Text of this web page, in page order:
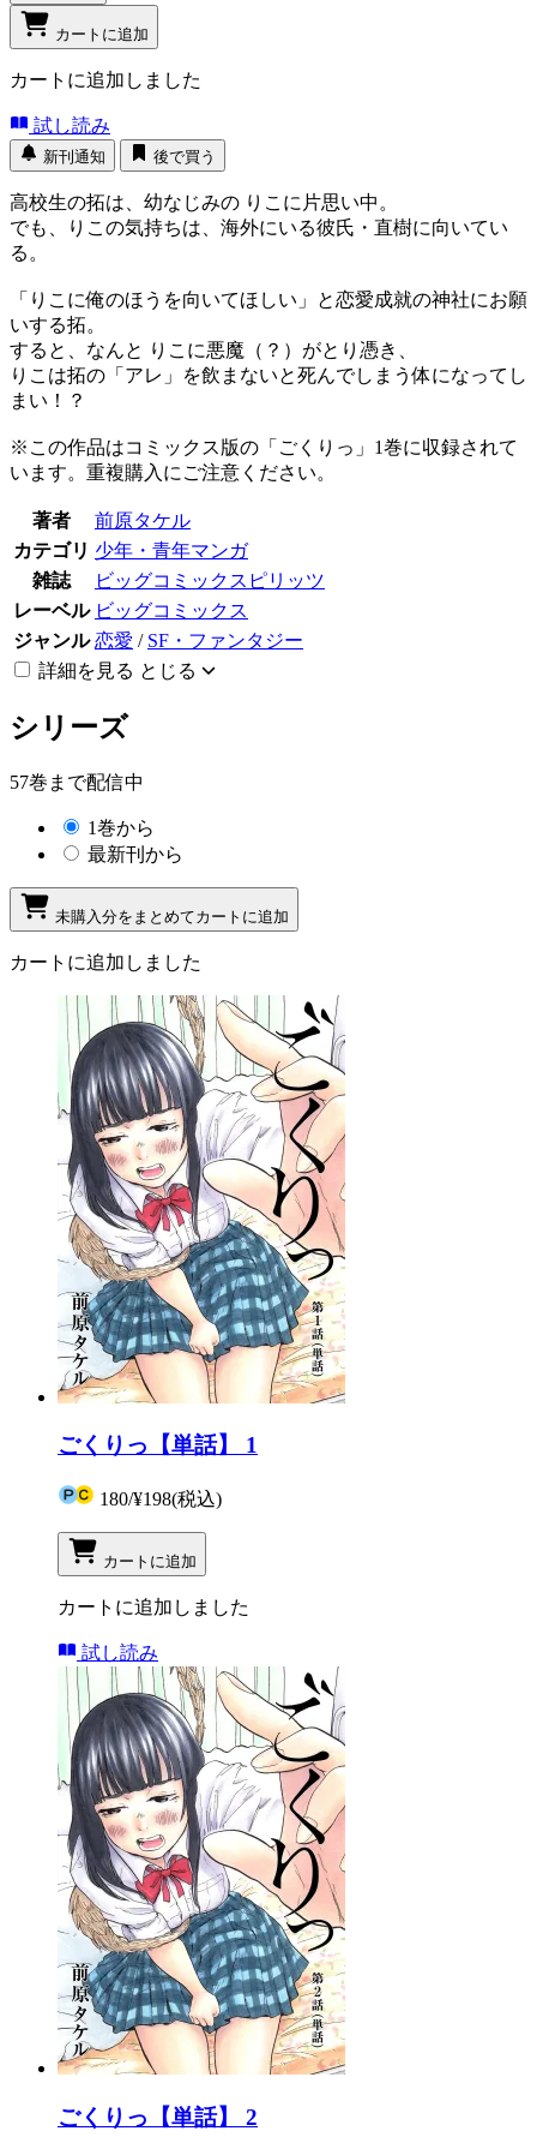
カートに追加
カートに追加しました
試し読み
新刊通知 後で買う
高校生の拓は、幼なじみの りこに片思い中。
でも、りこの気持ちは、海外にいる彼氏・直樹に向いてい
る。
「りこに俺のほうを向いてほしい」と恋愛成就の神社にお願
いする拓。
すると、なんと りこに悪魔（？）がとり憑き、
りこは拓の「アレ」を飲まないと死んでしまう体になってし
まい！？
※この作品はコミックス版の「ごくりっ」1巻に収録されて
います。重複購入にご注意ください。
著者
前原タケル
カテゴリ 少年・青年マンガ
雑誌
ビッグコミックスピリッツ
レーベル ビッグコミックス
ジャンル 恋愛 / SF・ファンタジー
詳細を見る とじる
シリーズ
57巻まで配信中
1巻から
最新刊から
未購入分をまとめてカートに追加
カートに追加しました
ごくりっ【単話】 1
180/¥198(税込)
カートに追加
カートに追加しました
試し読み
ごくりっ【単話】 2